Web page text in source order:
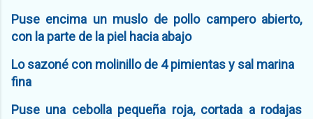
Puse encima un muslo de pollo campero abierto,
con la parte de la piel hacia abajo
Lo sazoné con molinillo de 4 pimientas y sal marina
fina
Puse una cebolla pequeña roja, cortada a rodajas